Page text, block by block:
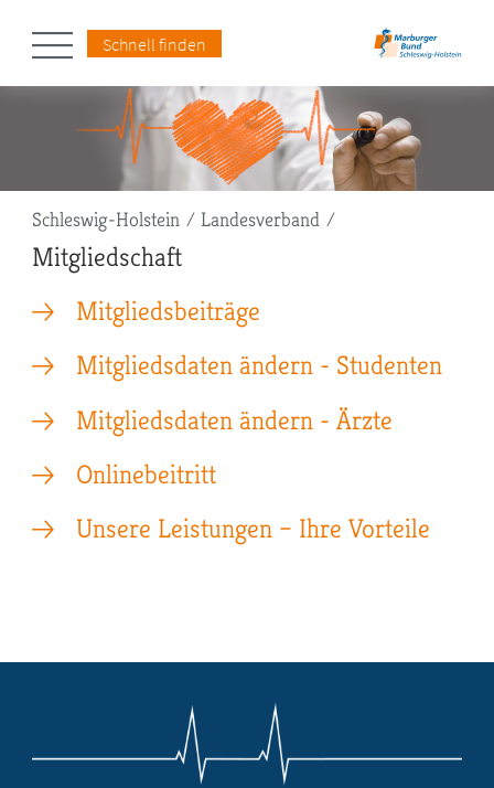
Schnell finden
Pfadnavigation
Schleswig-Holstein Landesverband
Mitgliedschaft
Mitgliedsbeiträge
Mitgliedsdaten ändern - Studenten
Mitgliedsdaten ändern - Ärzte
Onlinebeitritt
Unsere Leistungen – Ihre Vorteile